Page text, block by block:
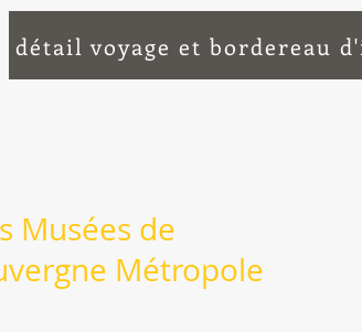
détail voyage et bordereau
Musées de
Métropole